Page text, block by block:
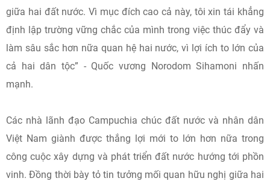
giữa hai đất nước. Vì mục đích cao cả này, tôi xin tái khẳng
định lập trường vững chắc của mình trong việc thúc đẩy và
làm sâu sắc hơn nữa quan hệ hai nước, vì lợi ích to lớn của
cả hai dân tộc” - Quốc vương Norodom Sihamoni nhấn
mạnh.
Các nhà lãnh đạo Campuchia chúc đất nước và nhân dân
Việt Nam giành được thắng lợi mới to lớn hơn nữa trong
công cuộc xây dựng và phát triển đất nước hướng tới phồn
vinh. Đồng thời bày tỏ tin tưởng mối quan hữu nghị giữa hai